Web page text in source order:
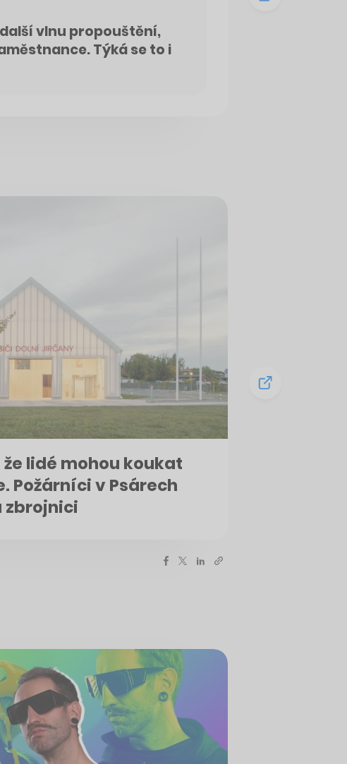
vlnu propouštění,
Týká se to i
lidé mohou koukat
Požárníci v Psárech
zbrojnici